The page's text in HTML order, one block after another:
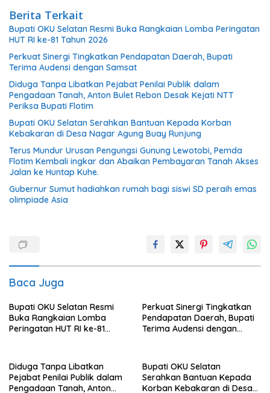
Berita Terkait
Bupati OKU Selatan Resmi Buka Rangkaian Lomba Peringatan
HUT RI ke-81 Tahun 2026
Perkuat Sinergi Tingkatkan Pendapatan Daerah, Bupati
Terima Audensi dengan Samsat
Diduga Tanpa Libatkan Pejabat Penilai Publik dalam
Pengadaan Tanah, Anton Bulet Rebon Desak Kejati NTT
Periksa Bupati Flotim
Bupati OKU Selatan Serahkan Bantuan Kepada Korban
Kebakaran di Desa Nagar Agung Buay Runjung
Terus Mundur Urusan Pengungsi Gunung Lewotobi, Pemda
Flotim Kembali ingkar dan Abaikan Pembayaran Tanah Akses
Jalan ke Huntap Kuhe.
Gubernur Sumut hadiahkan rumah bagi siswi SD peraih emas
olimpiade Asia
Baca Juga
Bupati OKU Selatan Resmi
Buka Rangkaian Lomba
Peringatan HUT RI ke-81
Perkuat Sinergi Tingkatkan
Pendapatan Daerah, Bupati
Terima Audensi dengan
Diduga Tanpa Libatkan
Pejabat Penilai Publik dalam
Pengadaan Tanah, Anton
Bupati OKU Selatan
Serahkan Bantuan Kepada
Korban Kebakaran di Desa